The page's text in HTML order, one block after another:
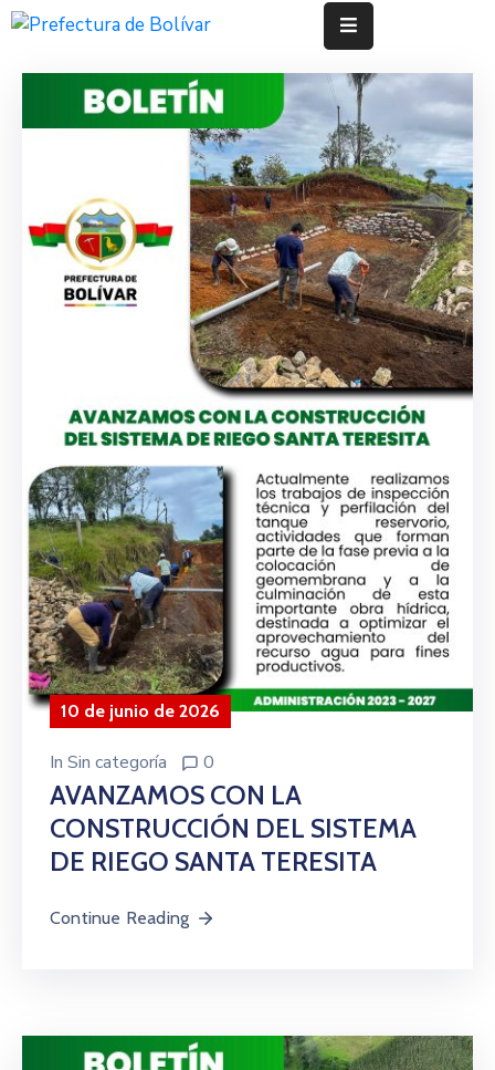
Proyectos
Rendición
Contácto
10 de junio de 2026
In Sin categoría 0
AVANZAMOS CON LA
CONSTRUCCIÓN DEL SISTEMA
DE RIEGO SANTA TERESITA
Continue Reading